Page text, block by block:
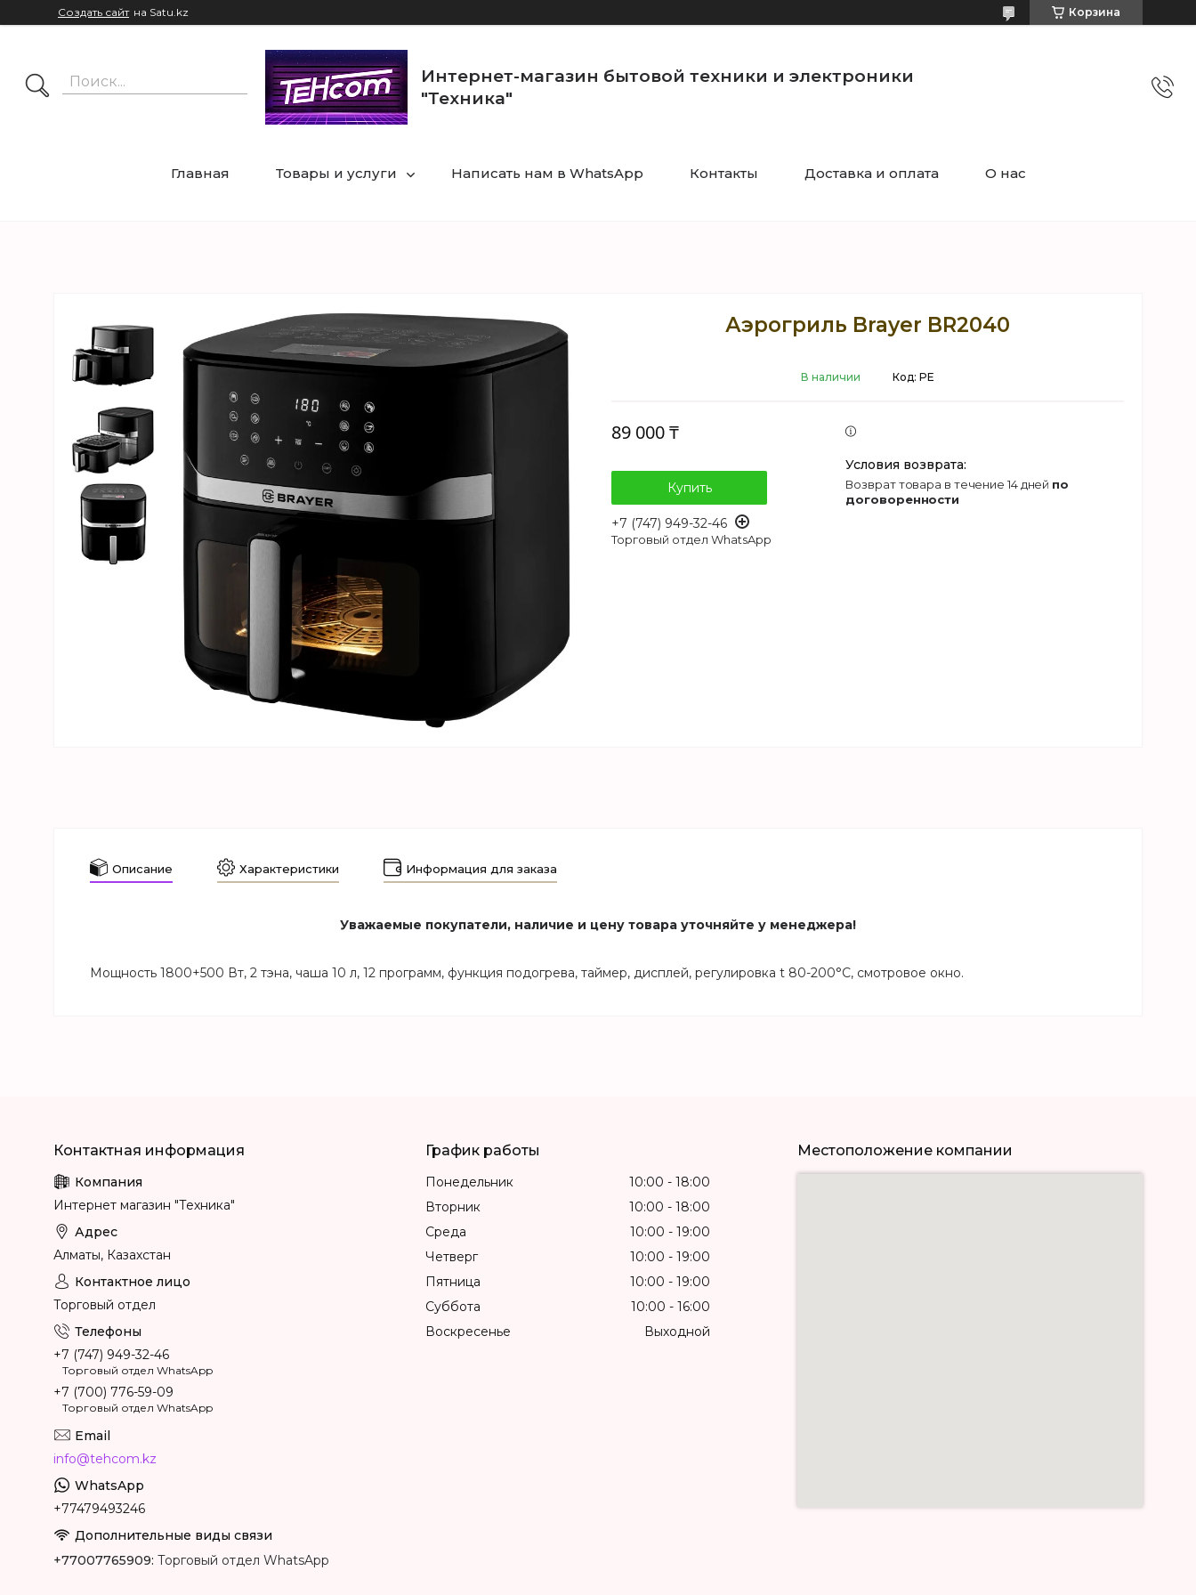
Создать сайт на Satu.kz Корзина
Интернет-магазин бытовой техники и электроники
"Техника"
Главная Товары и услуги Написать нам в WhatsApp Контакты Доставка и оплата О нас
Аэрогриль Brayer BR2040
В наличии Код: PE
89 000 ₸
Купить
+7 (747) 949-32-46
Торговый отдел WhatsApp
возврат товара в течение 14 дней по
договоренности
Описание Характеристики Информация для заказа
Уважаемые покупатели, наличие и цену товара уточняйте у менеджера!
Мощность 1800+500 Вт, 2 тэна, чаша 10 л, 12 программ, функция подогрева, таймер, дисплей, регулировка t 80-200°С, смотровое окно.
Интернет магазин "Техника"
Алматы, Казахстан
Торговый отдел
+7 (747) 949-32-46
Торговый отдел WhatsApp
+7 (700) 776-59-09
Торговый отдел WhatsApp
info@tehcom.kz
+77479493246
+77007765909 Торговый отдел WhatsApp
График работы
Понедельник 10:00
18:00
Вторник
10:00
18:00
Среда
10:00
19:00
Четверг
10:00
19:00
Пятница
10:00
19:00
Суббота
10:00
16:00
Воскресенье
Выходной
Местоположение компании